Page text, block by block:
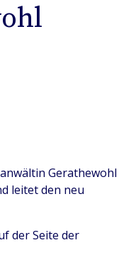
Gerathewohl
leitet den neu
der Seite der